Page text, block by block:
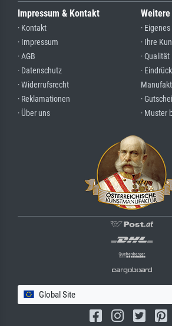
Impressum & Kontakt
· Kontakt
· Impressum
· AGB
· Datenschutz
· Widerrufsrecht
· Reklamationen
· Über uns
·
· Ihre
· Qualität
·
·
· Muster
Global Site